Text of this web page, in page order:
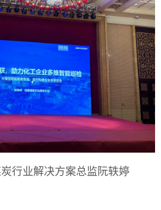
行业解决方案总监阮轶婷